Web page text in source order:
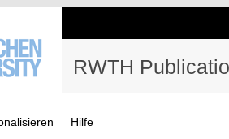
RWTH
Hilfe